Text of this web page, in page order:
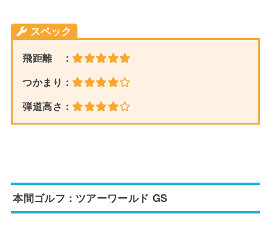
スペック
飛距離 ：
つかまり：
弾道高さ：
本間ゴルフ：ツアーワールド GS